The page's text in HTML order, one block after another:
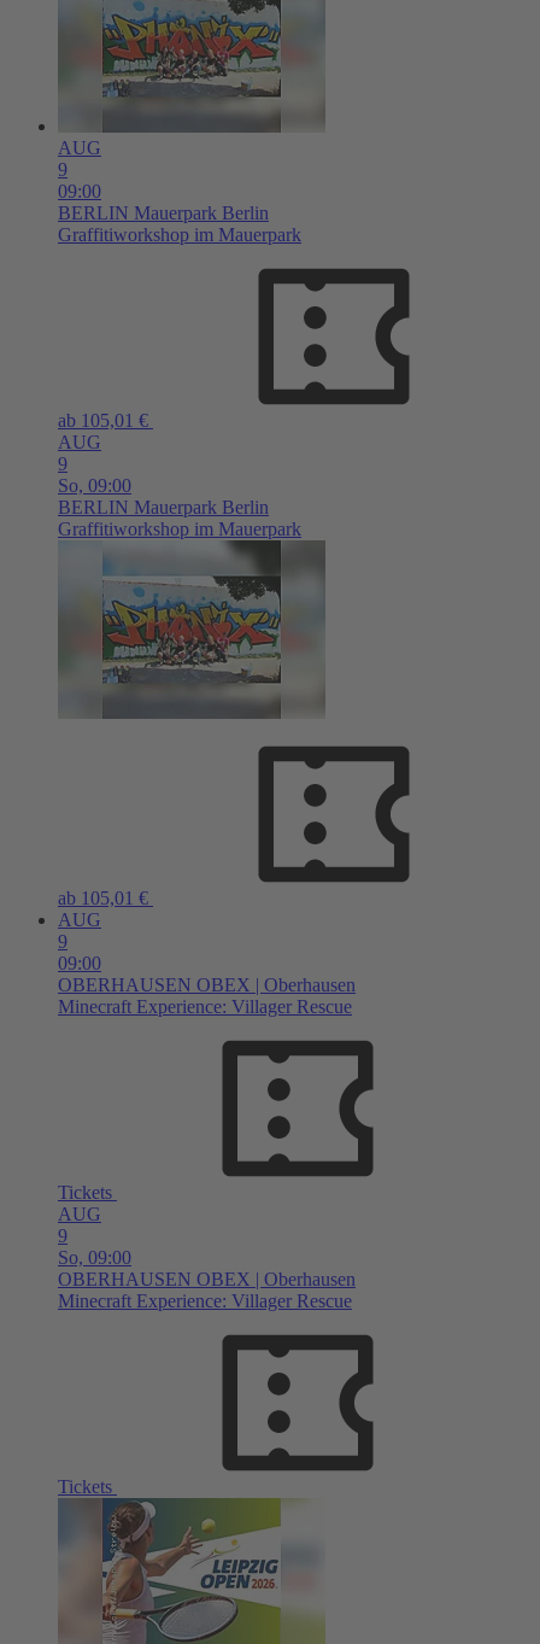
AUG
9
09:00
BERLIN Mauerpark Berlin
Graffitiworkshop im Mauerpark
ab 105,01 €
AUG
9
So, 09:00
BERLIN Mauerpark Berlin
Graffitiworkshop im Mauerpark
ab 105,01 €
AUG
9
09:00
OBERHAUSEN OBEX | Oberhausen
Minecraft Experience: Villager Rescue
Tickets
AUG
9
So, 09:00
OBERHAUSEN OBEX | Oberhausen
Minecraft Experience: Villager Rescue
Tickets